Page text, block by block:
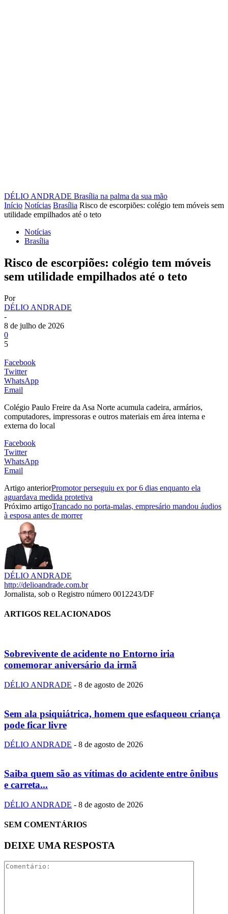
DÉLIO ANDRADE Brasília na palma da sua mão
Início Notícias Brasília Risco de escorpiões: colégio tem móveis sem
utilidade empilhados até o teto
Notícias
Brasília
Risco de escorpiões: colégio tem móveis
sem utilidade empilhados até o teto
Por
DÉLIO ANDRADE
-
8 de julho de 2026
0
5
Facebook
Twitter
WhatsApp
Email
Colégio Paulo Freire da Asa Norte acumula cadeira, armários,
computadores, impressoras e outros materiais em área interna e
externa do local
Facebook
Twitter
WhatsApp
Email
Artigo anteriorPromotor perseguiu ex por 6 dias enquanto ela
aguardava medida protetiva
Próximo artigoTrancado no porta-malas, empresário mandou áudios
à esposa antes de morrer
DÉLIO ANDRADE
http://delioandrade.com.br
Jornalista, sob o Registro número 0012243/DF
ARTIGOS RELACIONADOS
Sobrevivente de acidente no Entorno iria
comemorar aniversário da irmã
DÉLIO ANDRADE - 8 de agosto de 2026
Sem ala psiquiátrica, homem que esfaqueou criança
pode ficar livre
DÉLIO ANDRADE - 8 de agosto de 2026
Saiba quem são as vítimas do acidente entre ônibus
e carreta...
DÉLIO ANDRADE - 8 de agosto de 2026
SEM COMENTÁRIOS
DEIXE UMA RESPOSTA